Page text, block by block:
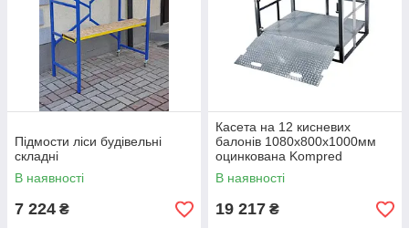
Підмости ліси будівельні
складні
В наявності
7 224 ₴
Касета на 12 кисневих
балонів 1080х800х1000мм
оцинкована Kompred
OL393/3
В наявності
19 217 ₴